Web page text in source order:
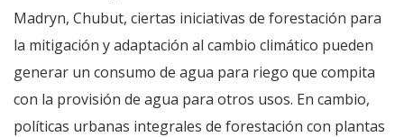
Madryn, Chubut, ciertas iniciativas de forestación para
la mitigación y adaptación al cambio climático pueden
generar un consumo de agua para riego que compita
con la provisión de agua para otros usos. En cambio,
políticas urbanas integrales de forestación con plantas